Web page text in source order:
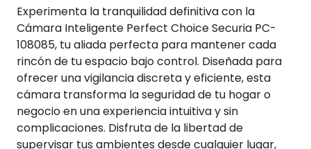
Experimenta la tranquilidad definitiva con la
Cámara Inteligente Perfect Choice Securia PC-
108085, tu aliada perfecta para mantener cada
rincón de tu espacio bajo control. Diseñada para
ofrecer una vigilancia discreta y eficiente, esta
cámara transforma la seguridad de tu hogar o
negocio en una experiencia intuitiva y sin
complicaciones. Disfruta de la libertad de
supervisar tus ambientes desde cualquier lugar,